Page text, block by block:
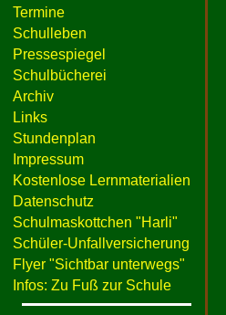
Termine
Schulleben
Pressespiegel
Schulbücherei
Archiv
Links
Stundenplan
Impressum
Kostenlose Lernmaterialien
Datenschutz
Schulmaskottchen "Harli"
Schüler-Unfallversicherung
Flyer "Sichtbar unterwegs"
Infos: Zu Fuß zur Schule